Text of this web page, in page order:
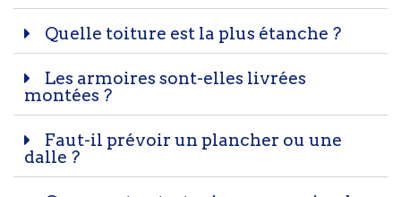
Quelle toiture est la plus étanche ?
Les armoires sont-elles livrées
montées ?
Faut-il prévoir un plancher ou une
dalle ?